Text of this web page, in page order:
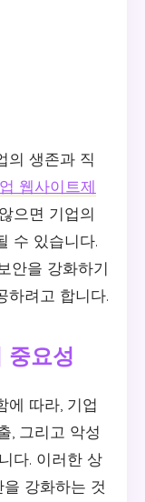
의 생존과 직
웹사이트제
으면 기업의
수 있습니다.
안을 강화하기
하려고 합니다.
중요성
에 따라, 기업
, 그리고 악성
다. 이러한 상
강화하는 것